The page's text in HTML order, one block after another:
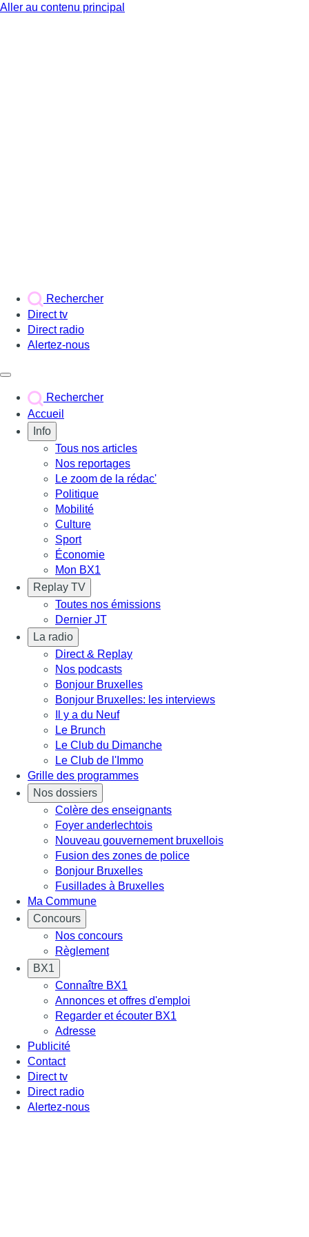
Aller au contenu principal
Rechercher
Direct tv
Direct radio
Alertez-nous
Rechercher
Accueil
Info
Tous nos articles
Nos reportages
Le zoom de la rédac'
Politique
Mobilité
Culture
Sport
Économie
Mon BX1
Replay TV
Toutes nos émissions
Dernier JT
La radio
Direct & Replay
Nos podcasts
Bonjour Bruxelles
Bonjour Bruxelles: les interviews
Il y a du Neuf
Le Brunch
Le Club du Dimanche
Le Club de l'Immo
Grille des programmes
Nos dossiers
Colère des enseignants
Foyer anderlechtois
Nouveau gouvernement bruxellois
Fusion des zones de police
Bonjour Bruxelles
Fusillades à Bruxelles
Ma Commune
Concours
Nos concours
Règlement
BX1
Connaître BX1
Annonces et offres d'emploi
Regarder et écouter BX1
Adresse
Publicité
Contact
Direct tv
Direct radio
Alertez-nous